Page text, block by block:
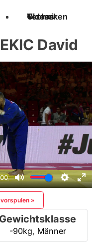
Techniken
Videos
Glossar
David
»
Gewichtsklasse
-90kg, Männer